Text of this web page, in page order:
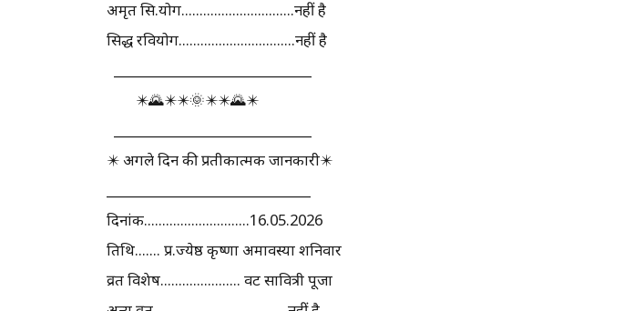
अमृत सि.योग...............................नहीं है
सिद्ध रवियोग................................नहीं है
✴️🌄✴️✴️🌞✴️✴️🌄✴️
✴️ अगले दिन की प्रतीकात्मक जानकारी✴️
दिनांक.............................16.05.2026
तिथि....... प्र.ज्येष्ठ कृष्णा अमावस्या शनिवार
व्रत विशेष...................... वट सावित्री पूजा